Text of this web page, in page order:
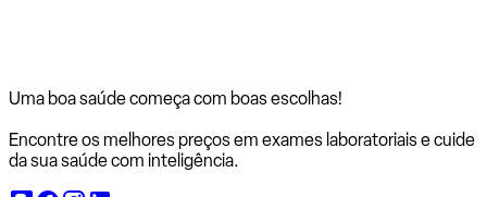
Uma boa saúde começa com boas escolhas!
Encontre os melhores preços em exames laboratoriais e cuide
da sua saúde com inteligência.